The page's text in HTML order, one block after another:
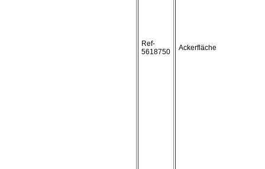
Ref-
5618750
Ackerfläche